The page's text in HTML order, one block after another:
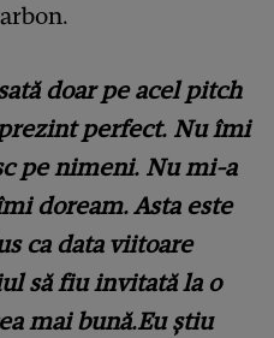
doar pe acel pitch
perfect. Nu îmi
pe nimeni. Nu mi-a
doream. Asta este
ca data viitoare
să fiu invitată la o
mai bună.Eu știu